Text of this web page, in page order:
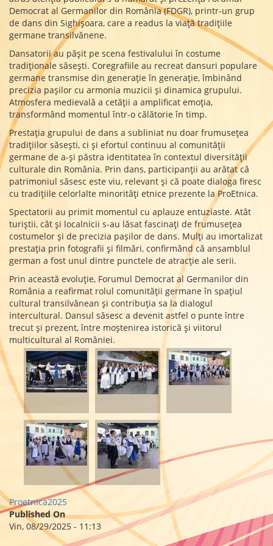
Democrat al Germanilor din România (FDGR), printr-un grup
de dans din Sighișoara, care a readus la viață tradițiile
germane transilvănene.
Dansatorii au pășit pe scena festivalului în costume
tradiționale săsești. Coregrafiile au recreat dansuri populare
germane transmise din generație în generație, îmbinând
precizia pașilor cu armonia muzicii și dinamica grupului.
Atmosfera medievală a cetății a amplificat emoția,
transformând momentul într-o călătorie în timp.
Prestația grupului de dans a subliniat nu doar frumusețea
tradițiilor săsești, ci și efortul continuu al comunității
germane de a-și păstra identitatea în contextul diversității
culturale din România. Prin dans, participanții au arătat că
patrimoniul săsesc este viu, relevant și că poate dialoga firesc
cu tradițiile celorlalte minorități etnice prezente la ProEtnica.
Spectatorii au primit momentul cu aplauze entuziaste. Atât
turiștii, cât și localnicii s-au lăsat fascinați de frumusețea
costumelor și de precizia pașilor de dans. Mulți au imortalizat
prestația prin fotografii și filmări, confirmând că ansamblul
german a fost unul dintre punctele de atracție ale serii.
Prin această evoluție, Forumul Democrat al Germanilor din
România a reafirmat rolul comunității germane în spațiul
cultural transilvănean și contribuția sa la dialogul
intercultural. Dansul săsesc a devenit astfel o punte între
trecut și prezent, între moștenirea istorică și viitorul
multicultural al României.
Proetnica2025
Published On
Vin, 08/29/2025 - 11:13